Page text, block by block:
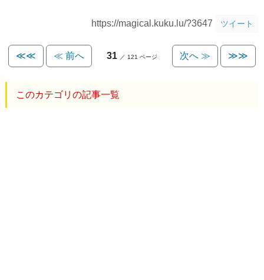
https://magical.kuku.lu/?3647 ツイート
≪≪ ≪ 前へ 31 ／ 121 ページ 次へ ≫ ≫≫
このカテゴリの記事一覧